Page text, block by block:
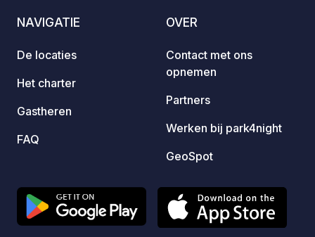
NAVIGATIE
De locaties
Het charter
Gastheren
FAQ
OVER
Contact met ons
opnemen
Partners
Werken bij park4night
GeoSpot